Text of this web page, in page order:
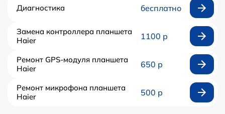
Диагностика бесплатно
Замена контроллера планшета
Haier
1100 р
Ремонт GPS-модуля планшета
Haier
650 р
Ремонт микрофона планшета
Haier
500 р